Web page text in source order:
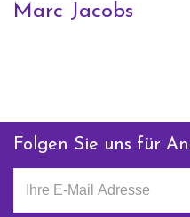
Marc Jacobs
Folgen Sie uns für